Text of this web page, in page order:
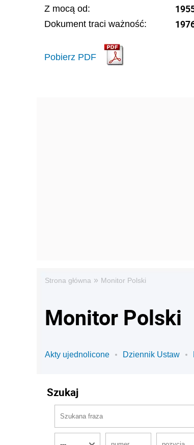
Z mocą od:
Dokument traci ważność:
Pobierz PDF
Strona główna » Monitor Polski
Monitor Polski
Akty ujednolicone Dziennik Ustaw
Szukaj